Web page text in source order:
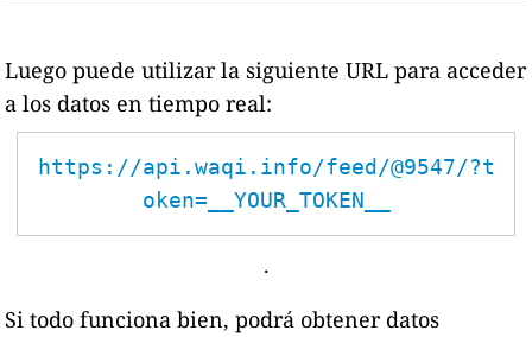
Luego puede utilizar la siguiente URL para acceder
a los datos en tiempo real:
https://api.waqi.info/feed/@9547/?t
oken=__YOUR_TOKEN__
.
Si todo funciona bien, podrá obtener datos